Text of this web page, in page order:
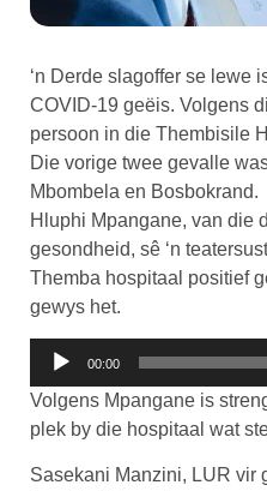
‘n Derde slagoffer se lewe
COVID-19 geëis. Volgens
persoon in die Thembisile
Die vorige twee gevalle
Mbombela en Bosbokrand.
Hluphi Mpangane, van die
gesondheid, sê ‘n
Themba hospitaal positief
gewys het.
Klankspeler
00:00
Volgens Mpangane is
plek by die hospitaal wat
Sasekani Manzini, LUR vir